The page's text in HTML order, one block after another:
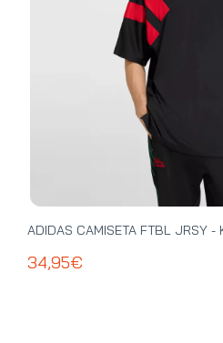
ADIDAS CAMISETA FTBL JRSY -
34,95€